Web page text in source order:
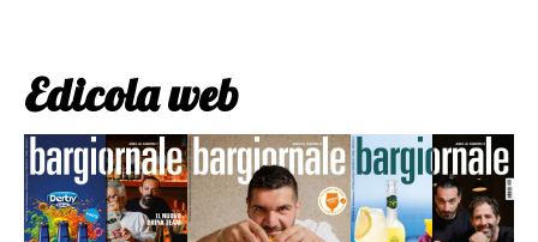
Edicola web